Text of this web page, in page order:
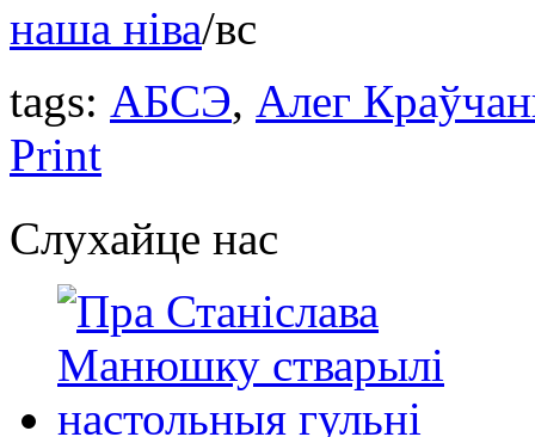
наша ніва/вс
tags: АБСЭ, Алег
Print
Слухайце нас